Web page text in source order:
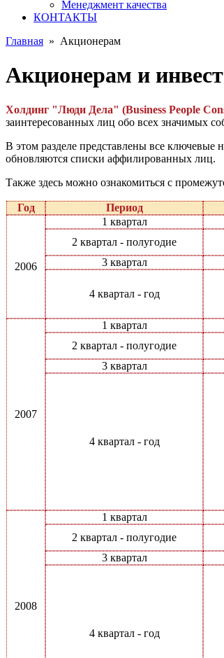
Менеджмент качества
КОНТАКТЫ
Главная » Акционерам
Акционерам и
Холдинг "Люди Дела" (Business People
заинтересованных лиц обо всех значимых
В этом разделе представлены все ключевые
обновляются списки аффилированных лиц.
Также здесь можно ознакомиться с
Год Период
2006
1 квартал
2 квартал - полугодие
3 квартал
4 квартал - год
2007
1 квартал
2 квартал - полугодие
3 квартал
4 квартал - год
2008
1 квартал
2 квартал - полугодие
3 квартал
4 квартал - год